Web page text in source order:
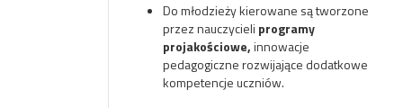
Do młodzieży kierowane są tworzone
przez nauczycieli programy
projakościowe,innowacje
pedagogiczne rozwijające dodatkowe
kompetencje uczniów.